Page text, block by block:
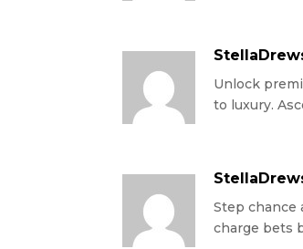
Unlock
to luxury.
Step chance
charge bets